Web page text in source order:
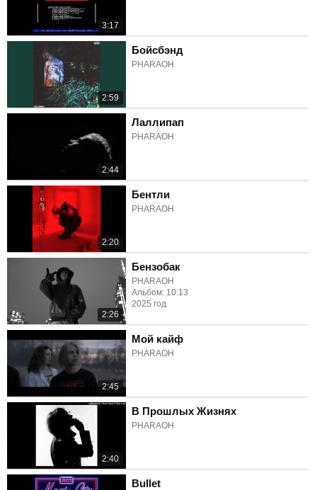
3:17
2:59
Бойсбэнд
PHARAOH
2:44
Лаллипап
PHARAOH
2:20
Бентли
PHARAOH
2:26
Бензобак
PHARAOH
Альбом: 10:13
2025 год
2:45
Мой кайф
PHARAOH
2:40
В Прошлых Жизнях
PHARAOH
Bullet